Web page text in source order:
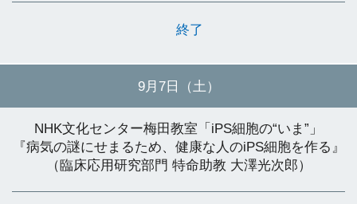
終了
9月7日（土）
NHK文化センター梅田教室「iPS細胞の“いま”」
『病気の謎にせまるため、健康な人のiPS細胞を作る』
（臨床応用研究部門 特命助教 大澤光次郎）